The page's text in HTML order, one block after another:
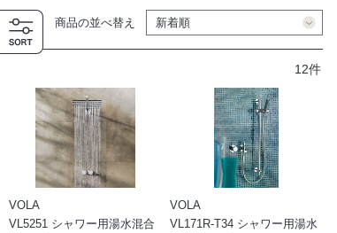
商品の並べ替え
12件
VOLA
VL5251 シャワー用湯水混合
VOLA
VL171R-T34 シャワー用湯水